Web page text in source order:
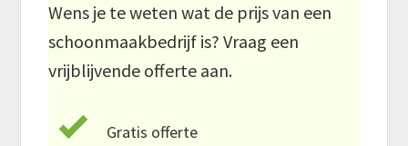
Wens je te weten wat de prijs van een
schoonmaakbedrijf is? Vraag een
vrijblijvende offerte aan.
Gratis offerte